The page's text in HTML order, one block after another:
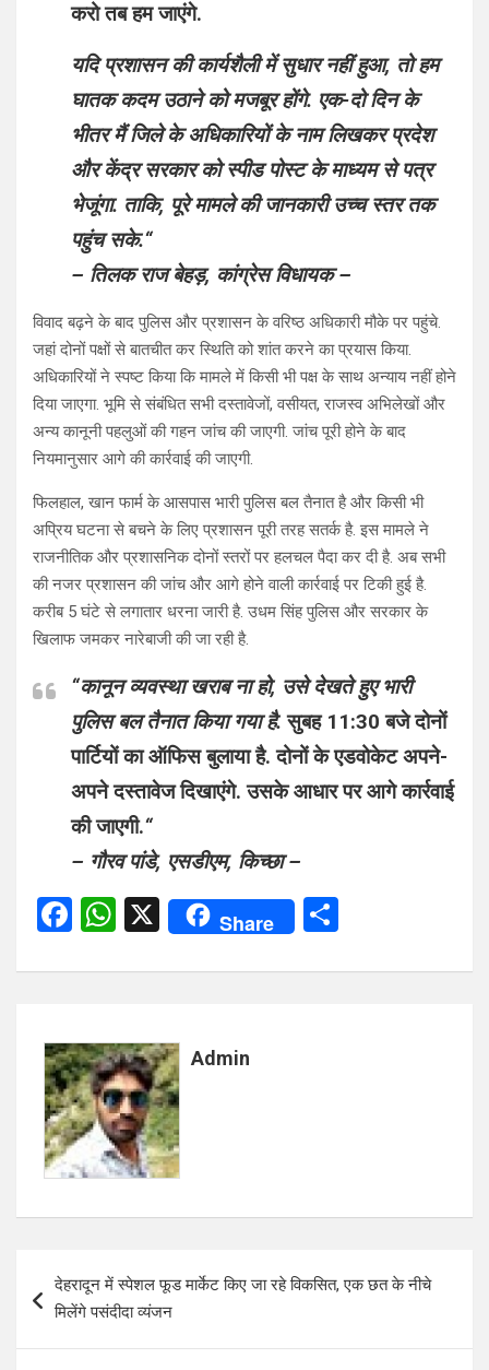
करो तब हम जाएंगे.
यदि प्रशासन की कार्यशैली में सुधार नहीं हुआ, तो हम
घातक कदम उठाने को मजबूर होंगे. एक-दो दिन के
भीतर मैं जिले के अधिकारियों के नाम लिखकर प्रदेश
और केंद्र सरकार को स्पीड पोस्ट के माध्यम से पत्र
भेजूंगा. ताकि, पूरे मामले की जानकारी उच्च स्तर तक
पहुंच सके.“
– तिलक राज बेहड़, कांग्रेस विधायक –
विवाद बढ़ने के बाद पुलिस और प्रशासन के वरिष्ठ अधिकारी मौके पर पहुंचे.
जहां दोनों पक्षों से बातचीत कर स्थिति को शांत करने का प्रयास किया.
अधिकारियों ने स्पष्ट किया कि मामले में किसी भी पक्ष के साथ अन्याय नहीं होने
दिया जाएगा. भूमि से संबंधित सभी दस्तावेजों, वसीयत, राजस्व अभिलेखों और
अन्य कानूनी पहलुओं की गहन जांच की जाएगी. जांच पूरी होने के बाद
नियमानुसार आगे की कार्रवाई की जाएगी.
फिलहाल, खान फार्म के आसपास भारी पुलिस बल तैनात है और किसी भी
अप्रिय घटना से बचने के लिए प्रशासन पूरी तरह सतर्क है. इस मामले ने
राजनीतिक और प्रशासनिक दोनों स्तरों पर हलचल पैदा कर दी है. अब सभी
की नजर प्रशासन की जांच और आगे होने वाली कार्रवाई पर टिकी हुई है.
करीब 5 घंटे से लगातार धरना जारी है. उधम सिंह पुलिस और सरकार के
खिलाफ जमकर नारेबाजी की जा रही है.
“कानून व्यवस्था खराब ना हो, उसे देखते हुए भारी
पुलिस बल तैनात किया गया है.सुबह 11:30 बजे दोनों
पार्टियों का ऑफिस बुलाया है. दोनों के एडवोकेट अपने-
अपने दस्तावेज दिखाएंगे. उसके आधार पर आगे कार्रवाई
की जाएगी.“
– गौरव पांडे, एसडीएम, किच्छा –
F
ce
o
o
k
W
at
A
p
p
X Share
ar
Admin
navigation
देहरादून में स्पेशल फूड मार्केट किए जा रहे विकसित, एक छत के नीचे
मिलेंगे पसंदीदा व्यंजन